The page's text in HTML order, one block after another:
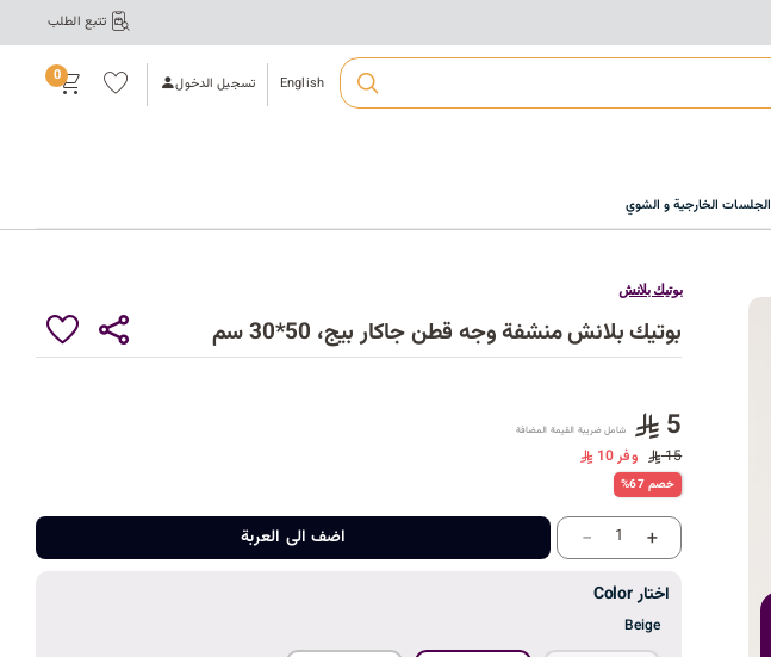
تتبع الطلب
ت
أ
ك
ي
د
ال
ع
ر
English تسجيل الدخول قائ
مة
الم
فض
0
الجلسات الخارجية و الشوي
بوتيك بلانش
بوتيك بلانش منشفة وجه قطن جاكار بيج، 50*30 سم
5 شامل ضريبة القيمة المضافة
15 وفر 10
%67 خصم
- 1 + اضف الى العربة
اضف الى اختار Color
Beige